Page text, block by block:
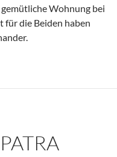
Wohnung bei
für die Beiden haben